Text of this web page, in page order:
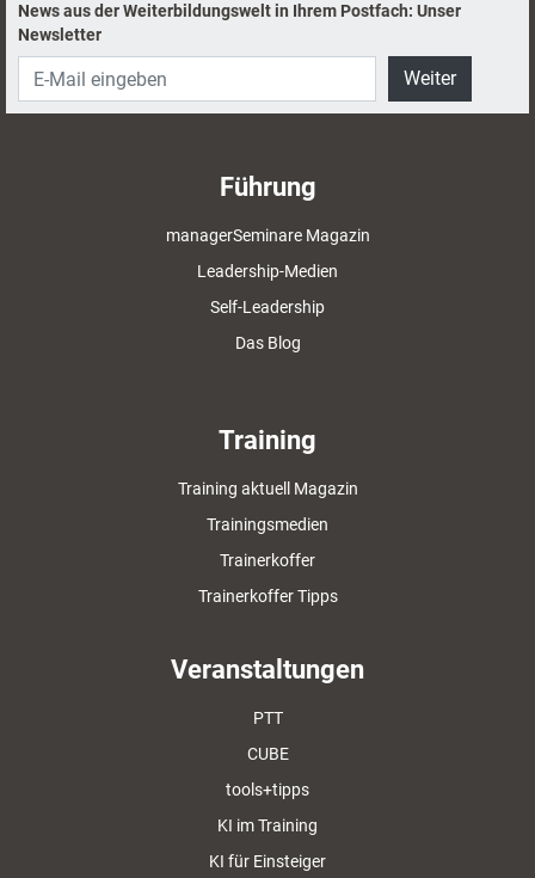
News aus der Weiterbildungswelt in Ihrem Postfach: Unser
Newsletter
Weiter
Führung
managerSeminare Magazin
Leadership-Medien
Self-Leadership
Das Blog
Training
Training aktuell Magazin
Trainingsmedien
Trainerkoffer
Trainerkoffer Tipps
Veranstaltungen
PTT
CUBE
tools+tipps
KI im Training
KI für Einsteiger